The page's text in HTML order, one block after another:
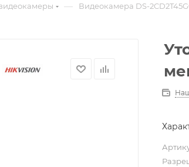
— Видеокамера DS-